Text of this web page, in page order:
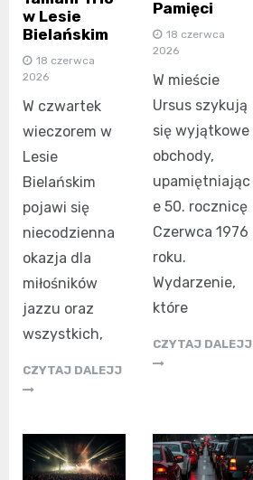
w Lesie
Bielańskim
18 czerwca
2026
W czwartek
wieczorem w
Lesie
Bielańskim
pojawi się
niecodzienna
okazja dla
miłośników
jazzu oraz
wszystkich,
CZYTAJ DALEJJ
Pamięci
18 czerwca
2026
W mieście
Ursus szykują
się wyjątkowe
obchody,
upamiętniając
e 50. rocznicę
Czerwca 1976
roku.
Wydarzenie,
które
CZYTAJ DALEJJ